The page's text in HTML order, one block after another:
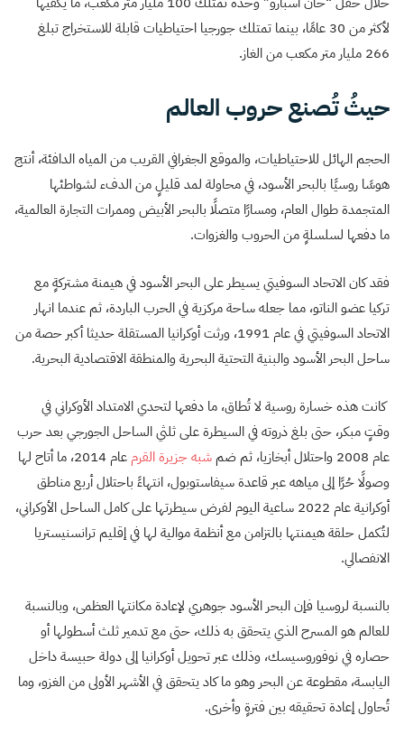
لأكثر من 30 عامًا، بينما تمتلك جورجيا احتياطيات قابلة للاستخراج تبلغ
266 مليار متر مكعب من الغاز.
حيثُ تُصنع حروب العالم
الحجم الهائل للاحتياطيات، والموقع الجغرافي القريب من المياه الدافئة، أنتج
هوسًا روسيًا بالبحر الأسود، في محاولة لمد قليلٍ من الدفء لشواطئها
المتجمدة طوال العام، ومسارًا متصلًا بالبحر الأبيض وممرات التجارة العالمية،
ما دفعها لسلسلةٍ من الحروب والغزوات.
فقد كان الاتحاد السوفيتي يسيطر على البحر الأسود في هيمنة مشتركةٍ مع
تركيا عضو الناتو، مما جعله ساحة مركزية في الحرب الباردة، ثم عندما انهار
الاتحاد السوفيتي في عام 1991، ورثت أوكرانيا المستقلة حديثا أكبر حصة من
ساحل البحر الأسود والبنية التحتية البحرية والمنطقة الاقتصادية البحرية.
كانت هذه خسارة روسية لا تُطاق، ما دفعها لتحدي الامتداد الأوكراني في
وقتٍ مبكر، حتى بلغ ذروته في السيطرة على ثلثي الساحل الجورجي بعد حرب
عام 2008 واحتلال أبخازيا، ثم ضم
شبه جزيرة القرم
عام 2014، ما أتاح لها
وصولًا حُرًا إلى مياهه عبر قاعدة سيفاستوبول، انتهاءً باحتلال أربع مناطق
أوكرانية عام 2022 ساعية اليوم لفرض سيطرتها على كامل الساحل الأوكراني،
لتُكمل حلقة هيمنتها بالتزامن مع أنظمة موالية لها في إقليم ترانسنيستريا
الانفصالي.
بالنسبة لروسيا فإن البحر الأسود جوهري لإعادة مكانتها العظمى، وبالنسبة
للعالم هو المسرح الذي يتحقق به ذلك، حتى مع تدمير ثلث أسطولها أو
حصاره في نوفوروسيسك، وذلك عبر تحويل أوكرانيا إلى دولة حبيسة داخل
اليابسة، مقطوعة عن البحر وهو ما كاد يتحقق في الأشهر الأولى من الغزو، وما
تُحاول إعادة تحقيقه بين فترةٍ وأخرى.